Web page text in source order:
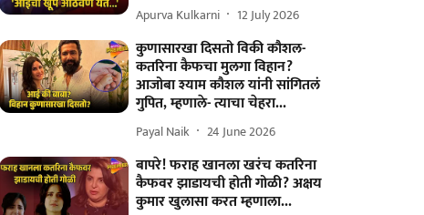
Apurva Kulkarni 12 July 2026
कुणासारखा दिसतो विकी कौशल-
कतरिना कैफचा मुलगा विहान?
आजोबा श्याम कौशल यांनी सांगितलं
गुपित, म्हणाले- त्याचा चेहरा...
Payal Naik 24 June 2026
बापरे! फराह खानला खरंच कतरिना
कैफवर झाडायची होती गोळी? अक्षय
कुमार खुलासा करत म्हणाला...